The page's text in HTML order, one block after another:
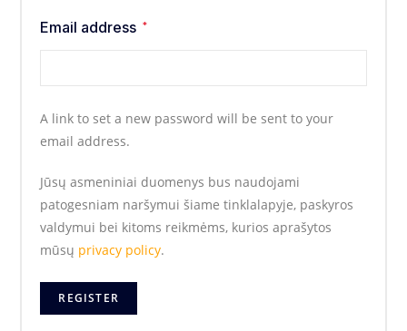
Email address *
A link to set a new password will be sent to your
email address.
Jūsų asmeniniai duomenys bus naudojami
patogesniam naršymui šiame tinklalapyje, paskyros
valdymui bei kitoms reikmėms, kurios aprašytos
mūsų privacy policy.
REGISTER